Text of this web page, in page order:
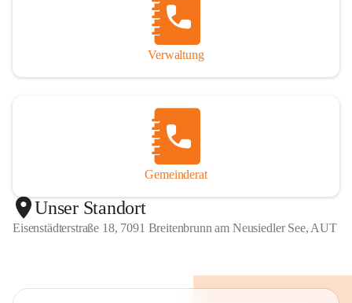
Verwaltung
Gemeinderat
Unser Standort
Eisenstädterstraße 18, 7091 Breitenbrunn am Neusiedler See, AUT